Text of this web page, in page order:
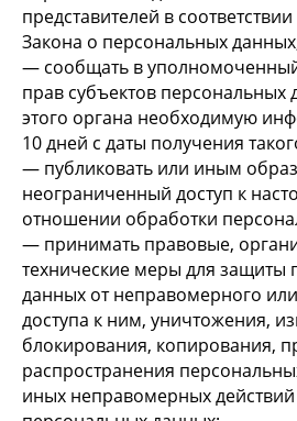
представителей в
Закона о персональных
— сообщать в
прав субъектов персональных
этого органа необходимую
10 дней с даты получения
— публиковать или иным
неограниченный доступ к
отношении обработки
— принимать правовые,
технические меры для защиты
данных от неправомерного
доступа к ним, уничтожения,
блокирования, копирования,
распространения
иных неправомерных